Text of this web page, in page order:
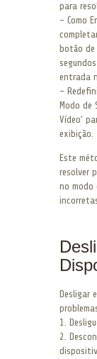
para
– Como
botão de
entrada
–
Modo de
Vídeo’
exibição.
Este
resolver
no modo
Desligar
1.
2.